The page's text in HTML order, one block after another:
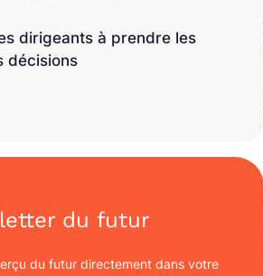
dirigeants à prendre les
décisions
du futur
du futur directement dans votre